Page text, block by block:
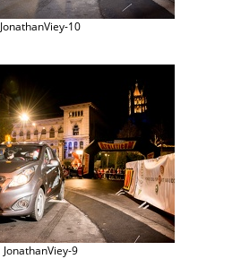
JonathanViey-10
JonathanViey-9